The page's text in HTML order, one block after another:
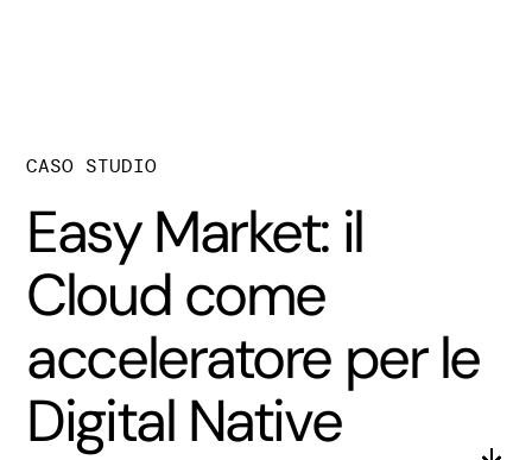
CASO STUDIO
Easy Market: il
Cloud come
acceleratore per le
Digital Native